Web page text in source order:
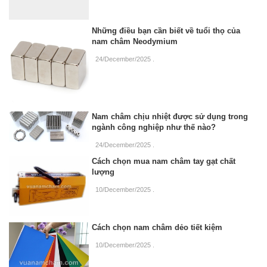
Những điều bạn cần biết về tuổi thọ của
nam châm Neodymium
24/December/2025
Nam châm chịu nhiệt được sử dụng trong
ngành công nghiệp như thế nào?
24/December/2025
Cách chọn mua nam châm tay gạt chất
lượng
10/December/2025
Cách chọn nam châm dẻo tiết kiệm
10/December/2025